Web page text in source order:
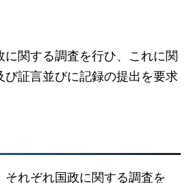
に関する調査を行ひ、これに関
び証言並びに記録の提出を要求
れぞれ国政に関する調査を